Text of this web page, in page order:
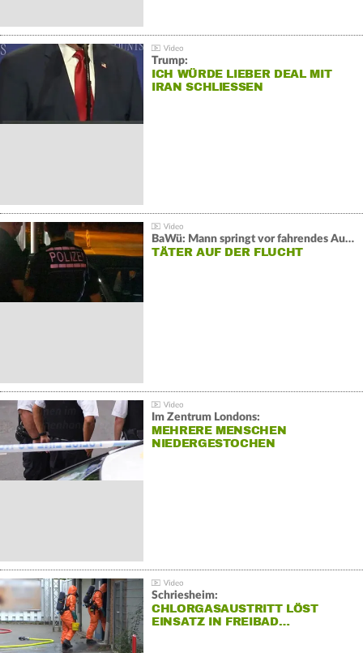
Trump:
ICH WÜRDE LIEBER DEAL MIT
IRAN SCHLIESSEN
BaWü: Mann springt vor fahrendes Auto und schießt
TÄTER AUF DER FLUCHT
Im Zentrum Londons:
MEHRERE MENSCHEN
NIEDERGESTOCHEN
Schriesheim:
CHLORGASAUSTRITT LÖST
EINSATZ IN FREIBAD…